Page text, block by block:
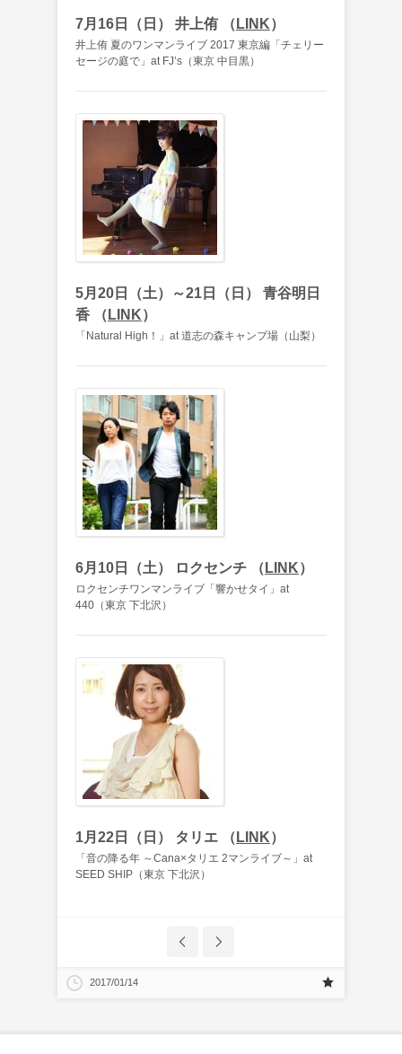
7月16日（日） 井上侑 （ LINK）
井上侑 夏のワンマンライブ 2017 東京編「チェリー
セージの庭で」at FJ’s（東京 中目黒）
5月20日（土）～21日（日） 青谷明日
香 （ LINK）
「Natural High！」at 道志の森キャンプ場（山梨）
6月10日（土） ロクセンチ （ LINK）
ロクセンチワンマンライブ「響かせタイ」at
440（東京 下北沢）
1月22日（日） タリエ （ LINK）
「音の降る年 ～Cana×タリエ 2マンライブ～」at
SEED SHIP（東京 下北沢）
2017/01/14